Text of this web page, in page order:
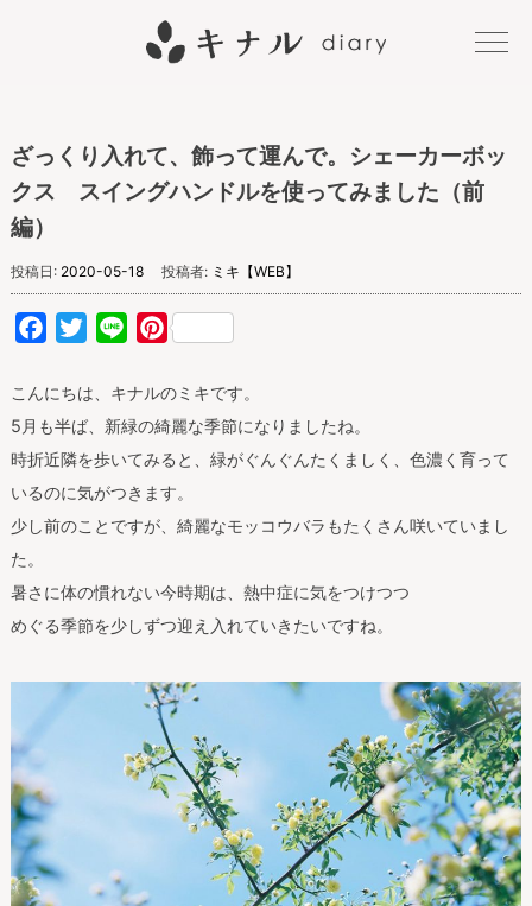
diary
ざっくり入れて、飾って運んで。シェーカーボッ
クス スイングハンドルを使ってみました（前
編）
投稿日: 2020-05-18 投稿者: ミキ【WEB】
FacebookTwitterLine Pinterest
こんにちは、キナルのミキです。
5月も半ば、新緑の綺麗な季節になりましたね。
時折近隣を歩いてみると、緑がぐんぐんたくましく、色濃く育って
いるのに気がつきます。
少し前のことですが、綺麗なモッコウバラもたくさん咲いていまし
た。
暑さに体の慣れない今時期は、熱中症に気をつけつつ
めぐる季節を少しずつ迎え入れていきたいですね。